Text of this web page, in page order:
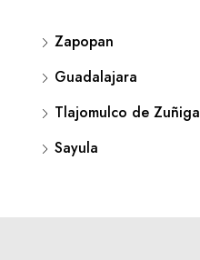
Zapopan
Guadalajara
Tlajomulco de Zuñiga
Sayula